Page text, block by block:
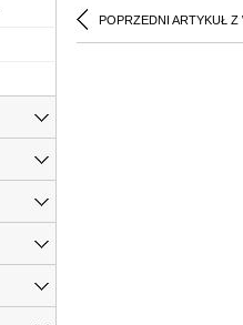
POPRZEDNI ARTYKUŁ Z